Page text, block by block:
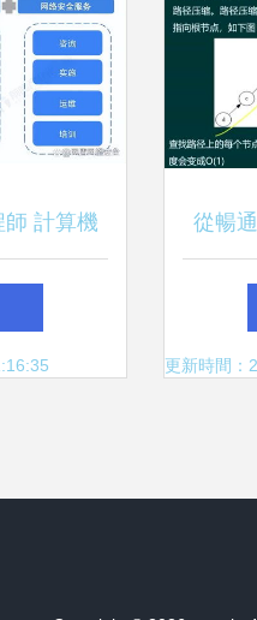
師 計算機
構建
從暢
集算
更新時間：